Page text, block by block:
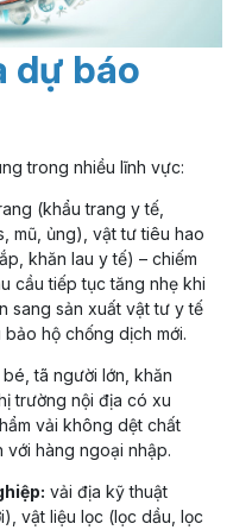
dự báo
trong nhiều lĩnh vực:
(khẩu trang y tế,
mũ, ủng), vật tư tiêu hao
khăn lau y tế) – chiếm
cầu tiếp tục tăng nhẹ khi
sang sản xuất vật tư y tế
hộ chống dịch mới.
tã người lớn, khăn
trường nội địa có xu
vải không dệt chất
hàng ngoại nhập.
vải địa kỹ thuật
vật liệu lọc (lọc dầu, lọc